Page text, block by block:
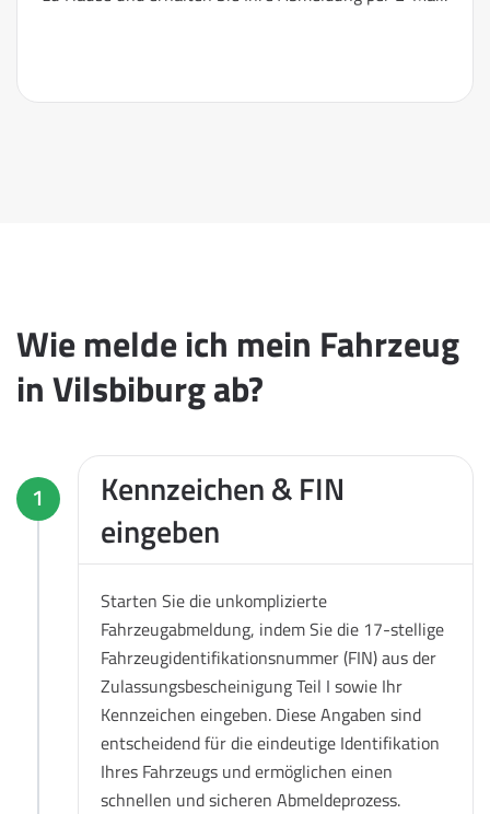
Wie melde ich mein Fahrzeug
in Vilsbiburg ab?
1
Kennzeichen & FIN
eingeben
Starten Sie die unkomplizierte
Fahrzeugabmeldung, indem Sie die 17-stellige
Fahrzeugidentifikationsnummer (FIN) aus der
Zulassungsbescheinigung Teil I sowie Ihr
Kennzeichen eingeben. Diese Angaben sind
entscheidend für die eindeutige Identifikation
Ihres Fahrzeugs und ermöglichen einen
schnellen und sicheren Abmeldeprozess.